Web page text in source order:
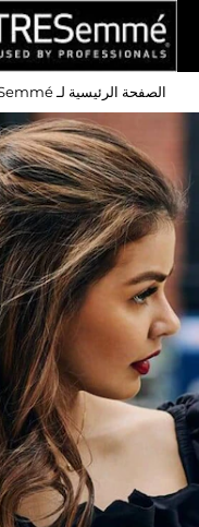
الصفحة الرئيسية لـ TRESemmé